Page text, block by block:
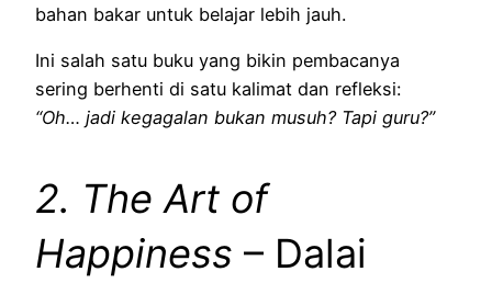
bahan bakar untuk belajar lebih jauh.
Ini salah satu buku yang bikin pembacanya
sering berhenti di satu kalimat dan refleksi:
“Oh… jadi kegagalan bukan musuh? Tapi guru?”
2. The Art of
Happiness – Dalai